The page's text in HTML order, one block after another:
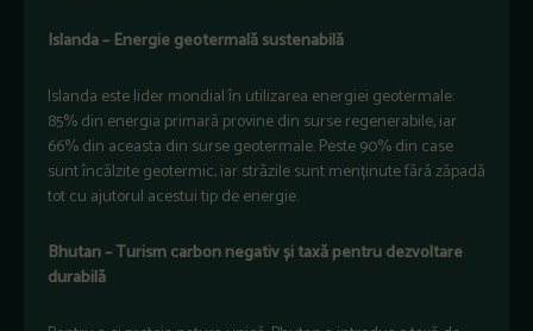
Islanda – Energie geotermală sustenabilă
Islanda este lider mondial în utilizarea energiei geotermale:
85% din energia primară provine din surse regenerabile, iar
66% din aceasta din surse geotermale. Peste 90% din case
sunt încălzite geotermic, iar străzile sunt menținute fără zăpadă
tot cu ajutorul acestui tip de energie.
Bhutan – Turism carbon negativ și taxă pentru dezvoltare
durabilă